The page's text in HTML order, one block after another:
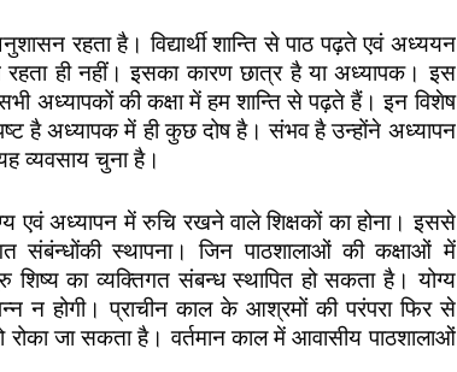
रहता है। विद्यार्थी शान्ति से पाठ पढ़ते एवं अध्ययन
ही नहीं। इसका कारण छात्र है या अध्यापक। इस
अध्यापकों की कक्षा में हम शान्ति से पढ़ते हैं। इन विशेष
है अध्यापक में ही कुछ दोष है। संभव है उन्होंने अध्यापन
व्यवसाय चुना है।
अध्यापन में रुचि रखने वाले शिक्षकों का होना। इससे
स्थापना। जिन पाठशालाओं की कक्षाओं में
शिष्य का व्यक्तिगत संबन्ध स्थापित हो सकता है। योग्य
न होगी। प्राचीन काल के आश्रमों की परंपरा फिर से
रोका जा सकता है। वर्तमान काल में आवासीय पाठशालाओं